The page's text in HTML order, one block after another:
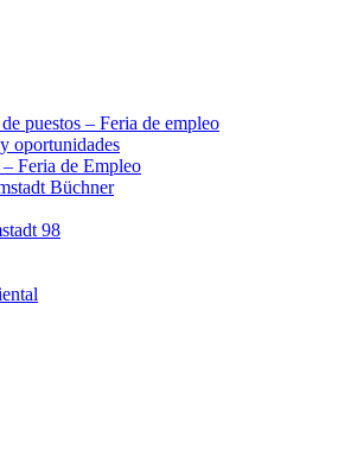
puestos – Feria de empleo
oportunidades
Feria de Empleo
Büchner
98